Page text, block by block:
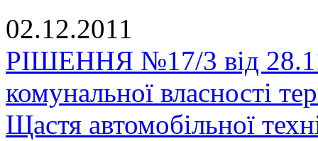
02.12.2011
РІШЕННЯ №17/3 від
комунальної власності
Щастя автомобільної